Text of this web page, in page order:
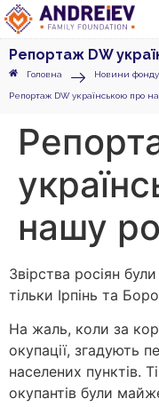
Репортаж DW
Головна Новини фонду
Репортаж DW українською про
нашу
Звірства росіян
тільки Ірпінь та
На жаль, коли за
окупації, згадують
населених пунктів.
окупантів були